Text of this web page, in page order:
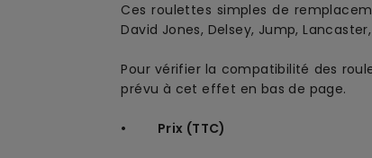
Ces roulettes simples de
David Jones, Delsey, Jump,
Pour vérifier la compatibilité des
prévu à cet effet en bas de page.
• Prix (TTC)